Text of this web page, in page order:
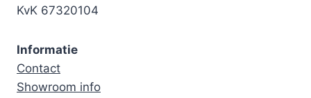
KvK 67320104
Informatie
Contact
Showroom info